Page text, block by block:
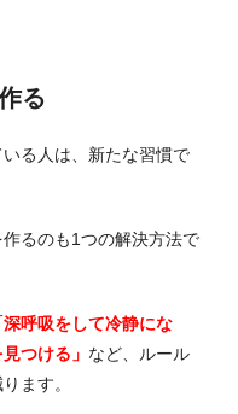
る
る人は、新たな習慣で
るのも1つの解決方法で
深呼吸をして冷静にな
つける」 など、ルール
ます。